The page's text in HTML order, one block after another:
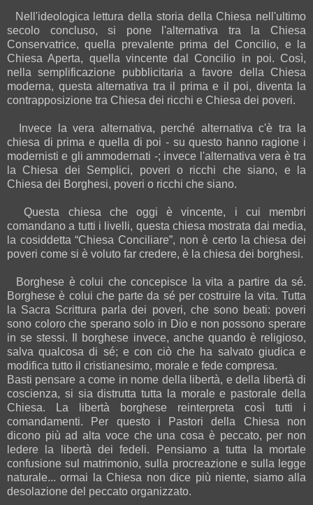
Nell'ideologica lettura della storia della Chiesa nell'ultimo
secolo concluso, si pone l'alternativa tra la Chiesa
Conservatrice, quella prevalente prima del Concilio, e la
Chiesa Aperta, quella vincente dal Concilio in poi. Così,
nella semplificazione pubblicitaria a favore della Chiesa
moderna, questa alternativa tra il prima e il poi, diventa la
contrapposizione tra Chiesa dei ricchi e Chiesa dei poveri.
Invece la vera alternativa, perché alternativa c'è tra la
chiesa di prima e quella di poi - su questo hanno ragione i
modernisti e gli ammodernati -; invece l'alternativa vera è tra
la Chiesa dei Semplici, poveri o ricchi che siano, e la
Chiesa dei Borghesi, poveri o ricchi che siano.
Questa chiesa che oggi è vincente, i cui membri
comandano a tutti i livelli, questa chiesa mostrata dai media,
la cosiddetta “Chiesa Conciliare”, non è certo la chiesa dei
poveri come si è voluto far credere, è la chiesa dei borghesi.
Borghese è colui che concepisce la vita a partire da sé.
Borghese è colui che parte da sé per costruire la vita. Tutta
la Sacra Scrittura parla dei poveri, che sono beati: poveri
sono coloro che sperano solo in Dio e non possono sperare
in se stessi. Il borghese invece, anche quando è religioso,
salva qualcosa di sé; e con ciò che ha salvato giudica e
modifica tutto il cristianesimo, morale e fede compresa.
Basti pensare a come in nome della libertà, e della libertà di
coscienza, si sia distrutta tutta la morale e pastorale della
Chiesa. La libertà borghese reinterpreta così tutti i
comandamenti. Per questo i Pastori della Chiesa non
dicono più ad alta voce che una cosa è peccato, per non
ledere la libertà dei fedeli. Pensiamo a tutta la mortale
confusione sul matrimonio, sulla procreazione e sulla legge
naturale... ormai la Chiesa non dice più niente, siamo alla
desolazione del peccato organizzato.